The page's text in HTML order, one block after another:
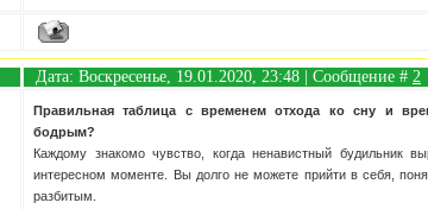
Дата: Воскресенье, 19.01.2020, 23:48 | Сообщение # 2
Правильная таблица с временем отхода ко сну и
бодрым?
Каждому знакомо чувство, когда ненавистный будильник
интересном моменте.
Вы долго не можете прийти в себя,
разбитым.